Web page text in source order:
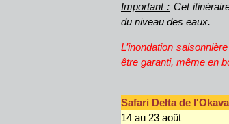
Important : Cet
du niveau des eaux.
L’inondation
être garanti, même en
Safari Delta de
14 au 23 août